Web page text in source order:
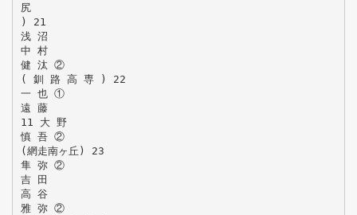
尻
) 21
浅 沼
中 村
健 汰 ②
( 釧 路 高 専 ) 22
一 也 ①
遠 藤
11 大 野
慎 吾 ②
(網走南ヶ丘) 23
隼 弥 ②
吉 田
高 谷
雅 弥 ②